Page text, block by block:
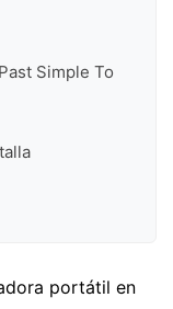
Simple To
portátil en